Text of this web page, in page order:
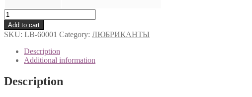
ГЕЛЬ
-
ЛЮБРИКАНТ
INTIM
ANAL
пластиковый
60
г
Add to cart
SKU: LB-60001 Category: ЛЮБРИКАНТЫ
Description
Additional information
Description